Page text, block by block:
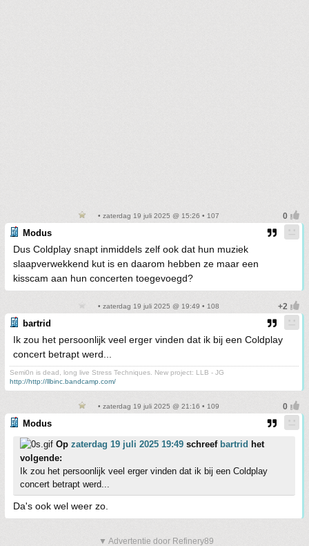
• zaterdag 19 juli 2025 @ 15:26 • 107
Modus
Dus Coldplay snapt inmiddels zelf ook dat hun muziek
slaapverwekkend kut is en daarom hebben ze maar een
kisscam aan hun concerten toegevoegd?
• zaterdag 19 juli 2025 @ 19:49 • 108
bartrid
Ik zou het persoonlijk veel erger vinden dat ik bij een Coldplay
concert betrapt werd...
Semi0n is dead, long live Stress Techniques. New project: LLB - JG
http://http://llbinc.bandcamp.com/
• zaterdag 19 juli 2025 @ 21:16 • 109
Modus
Op zaterdag 19 juli 2025 19:49 schreef bartrid het
volgende:
Ik zou het persoonlijk veel erger vinden dat ik bij een Coldplay
concert betrapt werd...
Da's ook wel weer zo.
▼ Advertentie door Refinery89